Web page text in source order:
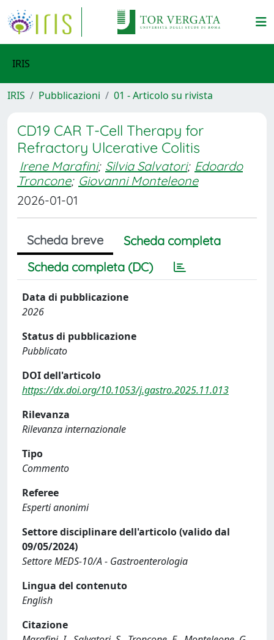
IRIS
IRIS Pubblicazioni 01 - Articolo su rivista
CD19 CAR T-Cell Therapy for
Refractory Ulcerative Colitis
Irene Marafini; Silvia Salvatori; Edoardo
Troncone; Giovanni Monteleone
2026-01-01
Scheda breve
Scheda completa
Scheda completa (DC)
Data di pubblicazione
2026
Status di pubblicazione
Pubblicato
DOI dell'articolo
https://dx.doi.org/10.1053/j.gastro.2025.11.013
Rilevanza
Rilevanza internazionale
Tipo
Commento
Referee
Esperti anonimi
Settore disciplinare dell'articolo (valido dal
09/05/2024)
Settore MEDS-10/A - Gastroenterologia
Lingua del contenuto
English
Citazione